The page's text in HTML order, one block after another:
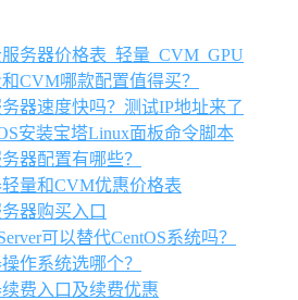
务器价格表_轻量_CVM_GPU
CVM哪款配置值得买？
器速度快吗？测试IP地址来了
安装宝塔Linux面板命令脚本
器配置有哪些？
量和CVM优惠价格表
器购买入口
可以替代CentOS系统吗？
作系统选哪个？
费入口及续费优惠